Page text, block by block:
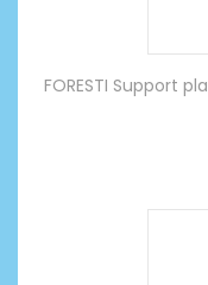
FORESTI Support